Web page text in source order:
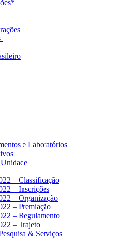
e Laboratórios
– Classificação
– Inscrições
– Organização
– Premiação
– Regulamento
– Trajeto
& Serviços